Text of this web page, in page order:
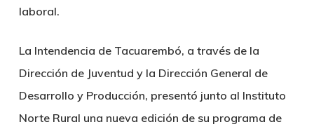
laboral.
La Intendencia de Tacuarembó, a través de la
Dirección de Juventud y la Dirección General de
Desarrollo y Producción, presentó junto al Instituto
Norte Rural una nueva edición de su programa de